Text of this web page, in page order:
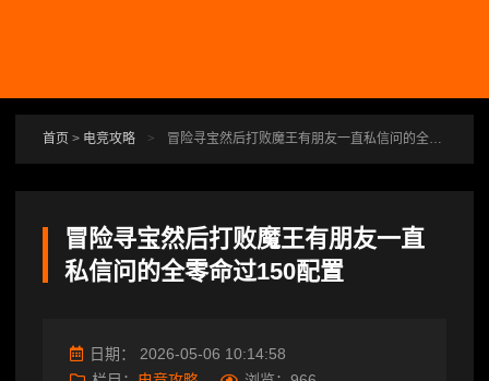
首页 > 电竞攻略 > 冒险寻宝然后打败魔王有朋友一直私信问的全零命过150配置
冒险寻宝然后打败魔王有朋友一直
私信问的全零命过150配置
日期： 2026-05-06 10:14:58